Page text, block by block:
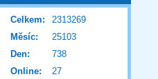
Online: 27
Celkem:
2313269
Měsíc:
25103
Den:
738